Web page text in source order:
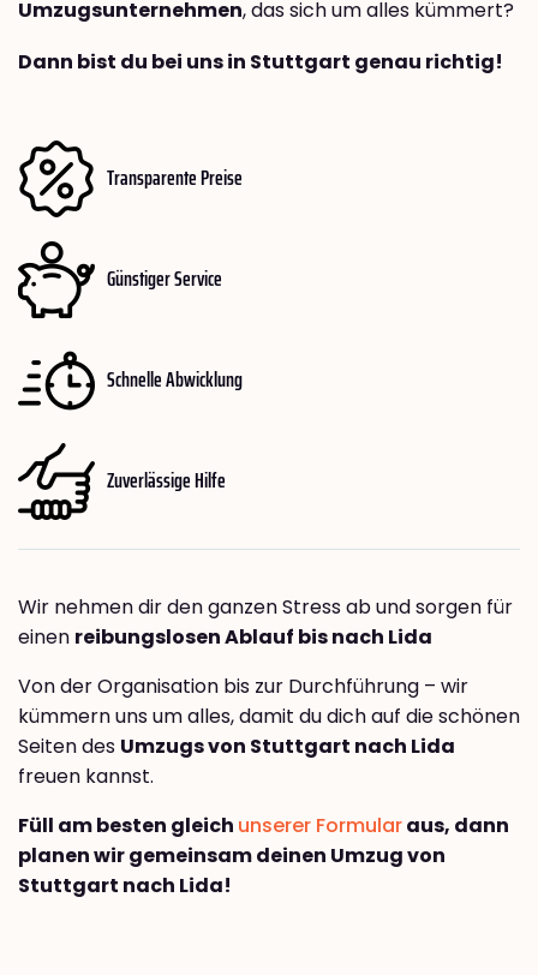
Umzugsunternehmen, das sich um alles kümmert?
Dann bist du bei uns in Stuttgart genau richtig!
Transparente Preise
Günstiger Service
Schnelle Abwicklung
Zuverlässige Hilfe
Wir nehmen dir den ganzen Stress ab und sorgen für
einen reibungslosen Ablauf bis nach Lida
Von der Organisation bis zur Durchführung – wir
kümmern uns um alles, damit du dich auf die schönen
Seiten des Umzugs von Stuttgart nach Lida
freuen kannst.
Füll am besten gleich unserer Formularaus, dann
planen wir gemeinsam deinen Umzug von
Stuttgart nach Lida!